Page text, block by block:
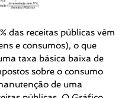
das receitas públicas vêm
e consumos), o que
taxa básica baixa de
sobre o consumo
de uma